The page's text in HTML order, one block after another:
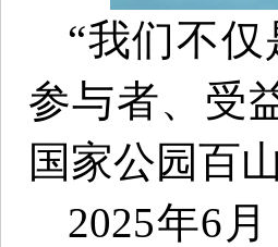
“我们不
参与者、受
国家公园百
2025年6